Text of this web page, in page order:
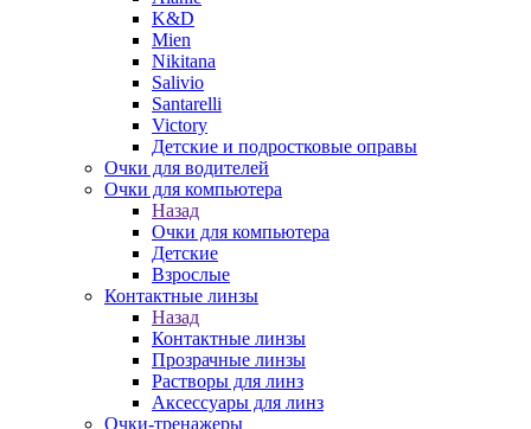
K&D
Mien
Nikitana
Salivio
Santarelli
Victory
Детские и подростковые оправы
Очки для водителей
Очки для компьютера
Назад
Очки для компьютера
Детские
Взрослые
Контактные линзы
Назад
Контактные линзы
Прозрачные линзы
Растворы для линз
Аксессуары для линз
Очки-тренажеры